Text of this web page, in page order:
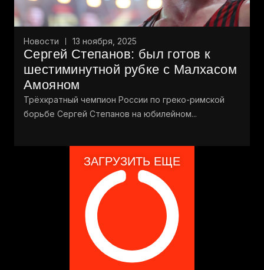
Новости 13 ноября, 2025
Сергей Степанов: был готов к
шестиминутной рубке с Малхасом
Амояном
Трёхкратный чемпион России по греко-римской
борьбе Сергей Степанов на юбилейном...
ЗАГРУЗИТЬ ЕЩЕ